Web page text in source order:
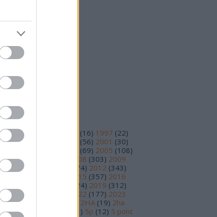
október
...
2.0
( 11) (16) 1997 (22)
(14) (56) 2001 (30)
(69) 2005 (108)
(195 2008 (303) 2009
2010 374) 2012 (343)
2015 (357) 2016
324) 2019 (312)
( 199 2022 (177) 2023
) 2024 2HA (19) 2ha
) 3 pont ) 5p (12) 5 pont